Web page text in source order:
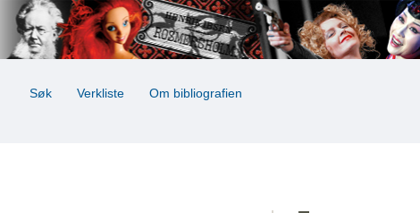
Søk Verkliste Om bibliografien